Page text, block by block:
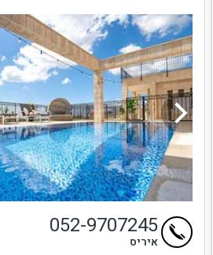
052-9707245
איריס